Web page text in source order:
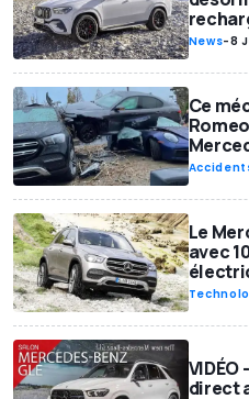
News-8
Ce
Le
avec
VIDÉO
direct